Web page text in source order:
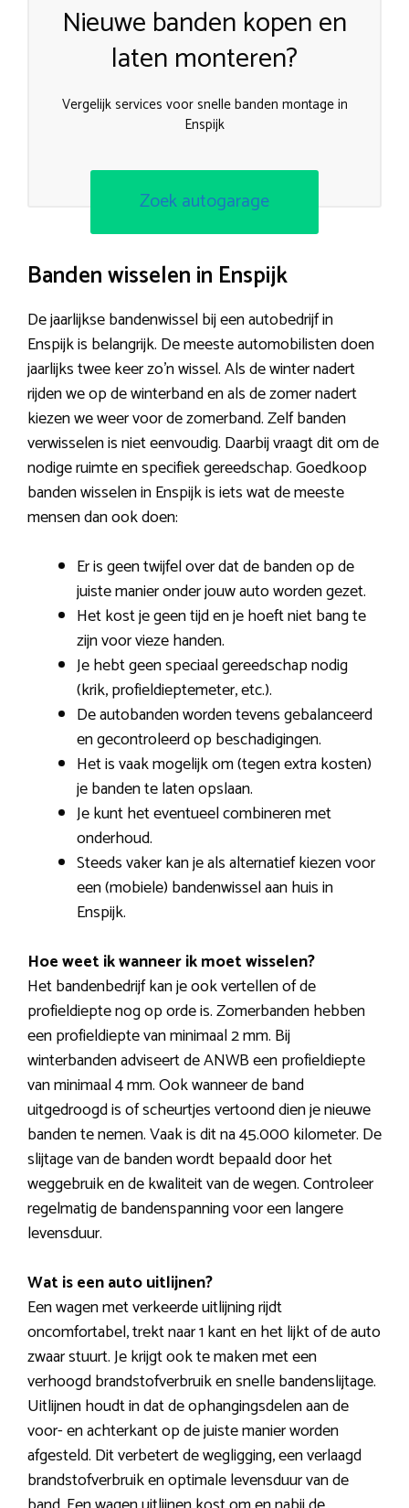
Nieuwe banden kopen en
laten monteren?
Vergelijk services voor snelle banden montage in
Enspijk
Zoek autogarage
Banden wisselen in Enspijk
De jaarlijkse bandenwissel bij een autobedrijf in
Enspijk is belangrijk. De meeste automobilisten doen
jaarlijks twee keer zo’n wissel. Als de winter nadert
rijden we op de winterband en als de zomer nadert
kiezen we weer voor de zomerband. Zelf banden
verwisselen is niet eenvoudig. Daarbij vraagt dit om de
nodige ruimte en specifiek gereedschap. Goedkoop
banden wisselen in Enspijk is iets wat de meeste
mensen dan ook doen:
Er is geen twijfel over dat de banden op de
juiste manier onder jouw auto worden gezet.
Het kost je geen tijd en je hoeft niet bang te
zijn voor vieze handen.
Je hebt geen speciaal gereedschap nodig
(krik, profieldieptemeter, etc.).
De autobanden worden tevens gebalanceerd
en gecontroleerd op beschadigingen.
Het is vaak mogelijk om (tegen extra kosten)
je banden te laten opslaan.
Je kunt het eventueel combineren met
onderhoud.
Steeds vaker kan je als alternatief kiezen voor
een (mobiele) bandenwissel aan huis in
Enspijk.
Hoe weet ik wanneer ik moet wisselen?
Het bandenbedrijf kan je ook vertellen of de
profieldiepte nog op orde is. Zomerbanden hebben
een profieldiepte van minimaal 2 mm. Bij
winterbanden adviseert de ANWB een profieldiepte
van minimaal 4 mm. Ook wanneer de band
uitgedroogd is of scheurtjes vertoond dien je nieuwe
banden te nemen. Vaak is dit na 45.000 kilometer. De
slijtage van de banden wordt bepaald door het
weggebruik en de kwaliteit van de wegen. Controleer
regelmatig de bandenspanning voor een langere
levensduur.
Wat is een auto uitlijnen?
Een wagen met verkeerde uitlijning rijdt
oncomfortabel, trekt naar 1 kant en het lijkt of de auto
zwaar stuurt. Je krijgt ook te maken met een
verhoogd brandstofverbruik en snelle bandenslijtage.
Uitlijnen houdt in dat de ophangingsdelen aan de
voor- en achterkant op de juiste manier worden
afgesteld. Dit verbetert de wegligging, een verlaagd
brandstofverbruik en optimale levensduur van de